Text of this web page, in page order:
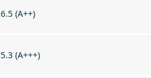
6.5 (А++)
5.3 (А+++)